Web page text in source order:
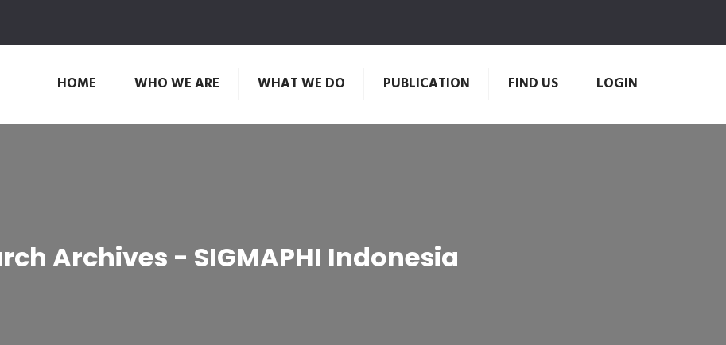
HOME WHO WE ARE WHAT WE DO PUBLICATION FIND US LOGIN
Archives - SIGMAPHI Indonesia